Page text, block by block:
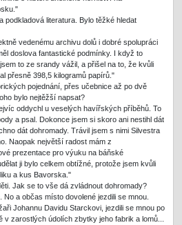
podkladová literatura. Bylo těžké hledat
vedenému archivu dolů i dobré spolupráci
doslova fantastické podmínky. I když to
to ze srandy vážil, a přišel na to, že kvůli
přesně 398,5 kilogramů papírů."
pojednání, přes učebnice až po dvě
bylo nejtěžší napsat?
oddychl u veselých havířských příběhů. To
a psal. Dokonce jsem si skoro ani nestihl dát
dát dohromady. Trávil jsem s nimi Silvestra
Naopak největší radost mám z
prezentace pro výuku na báňské
ji bylo celkem obtížné, protože jsem kvůli
a kus Bavorska."
Jak se to vše dá zvládnout dohromady?
a občas místo dovolené jezdili se mnou.
Johannu Davidu Starckovi, jezdili se mnou po
v zarostlých údolích zbytky jeho fabrik a lomů...